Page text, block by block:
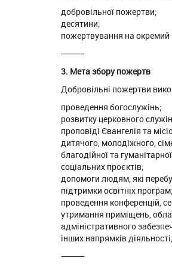
добровільної пожертви;
десятини;
пожертвування на окремий
⸻
3. Мета збору пожертв
Добровільні пожертви
проведення богослужінь;
розвитку церковного
проповіді Євангелія та
дитячого, молодіжного,
благодійної та
соціальних проєктів;
допомоги людям, які
підтримки освітніх програм;
проведення конференцій,
утримання приміщень,
адміністративного
інших напрямків
⸻